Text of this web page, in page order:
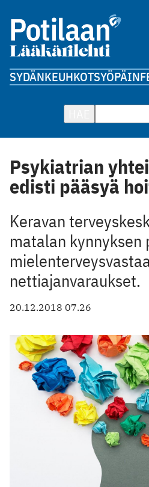
SYDÄNKEUHKOTSYÖPÄ
Psykiatrian
edisti pääsyä
Keravan
matalan kynnyksen
nettiajanvaraukset.
20.12.2018 07.26